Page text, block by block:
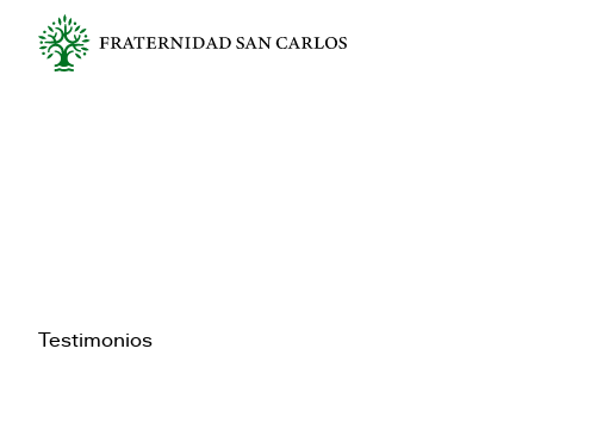
Testimonios